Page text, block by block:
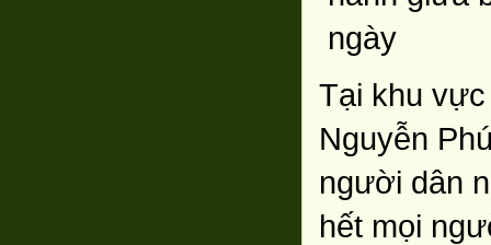
Tại khu
Nguyễn
người dân
hết mọi